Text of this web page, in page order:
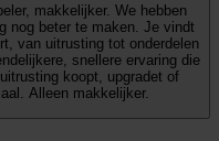
We hebben
nog beter te maken. Je vindt
van uitrusting tot onderdelen
snellere ervaring die
koopt, upgradet of
Alleen makkelijker.